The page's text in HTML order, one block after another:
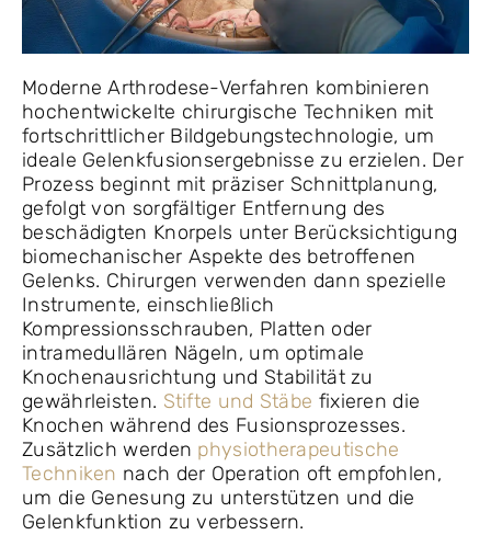
Moderne Arthrodese-Verfahren kombinieren
hochentwickelte chirurgische Techniken mit
fortschrittlicher Bildgebungstechnologie, um
ideale Gelenkfusionsergebnisse zu erzielen. Der
Prozess beginnt mit präziser Schnittplanung,
gefolgt von sorgfältiger Entfernung des
beschädigten Knorpels unter Berücksichtigung
biomechanischer Aspekte des betroffenen
Gelenks. Chirurgen verwenden dann spezielle
Instrumente, einschließlich
Kompressionsschrauben, Platten oder
intramedullären Nägeln, um optimale
Knochenausrichtung und Stabilität zu
gewährleisten. Stifte und Stäbe fixieren die
Knochen während des Fusionsprozesses.
Zusätzlich werden physiotherapeutische
Techniken nach der Operation oft empfohlen,
um die Genesung zu unterstützen und die
Gelenkfunktion zu verbessern.